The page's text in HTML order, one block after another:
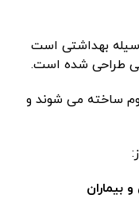
بهداشتی است
طراحی شده است.
ساخته می شوند و
بیماران